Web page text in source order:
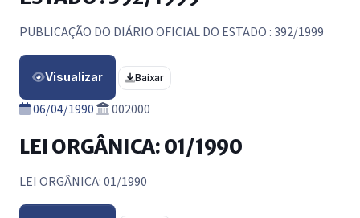
PUBLICAÇÃO DO DIÁRIO OFICIAL DO ESTADO : 392/1999
Visualizar Baixar
06/04/1990 002000
LEI ORGÂNICA: 01/1990
LEI ORGÂNICA: 01/1990